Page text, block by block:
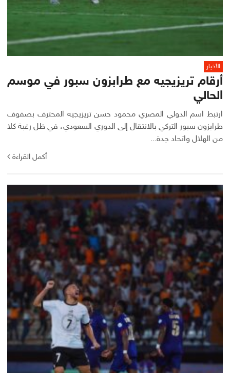
الأخبار
أرقام تريزيجيه مع طرابزون سبور في موسم
الحالي
ارتبط اسم الدولي المصري محمود حسن تريزيجيه المحترف بصفوف
طرابزون سبور التركي بالانتقال إلى الدوري السعودي، في ظل رغبة كلا
من الهلال واتحاد جدة...
أكمل القراءة